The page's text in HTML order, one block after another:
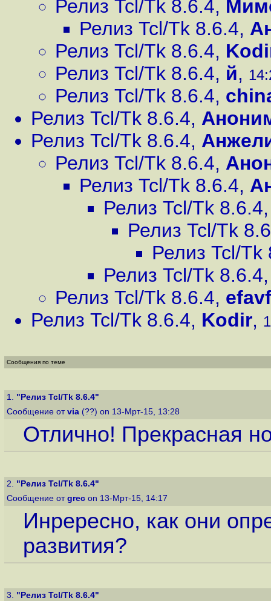
Релиз Tcl/Tk 8.6.4,
Релиз Tcl/Tk 8.6.4,
Релиз Tcl/Tk 8.6.4,
Релиз Tcl/Tk 8.6.4, й,
Релиз Tcl/Tk 8.6.4,
Релиз Tcl/Tk 8.6.4,
Релиз Tcl/Tk 8.6.4,
Релиз Tcl/Tk 8.6.4,
Релиз Tcl/Tk 8.6.4,
Релиз Tcl/Tk 8.6.4
Релиз Tcl/Tk
Релиз Tcl/Tk
Релиз Tcl/Tk 8.6.4
Релиз Tcl/Tk 8.6.4,
Релиз Tcl/Tk 8.6.4, Kodir,
Сообщения по теме
1. "Релиз Tcl/Tk 8.6.4"
Сообщение от via (??) on 13-Мрт-15, 13:28
Отлично! Прекрасная
2. "Релиз Tcl/Tk 8.6.4"
Сообщение от grec on 13-Мрт-15, 14:17
Инрересно, как они
развития?
3. "Релиз Tcl/Tk 8.6.4"